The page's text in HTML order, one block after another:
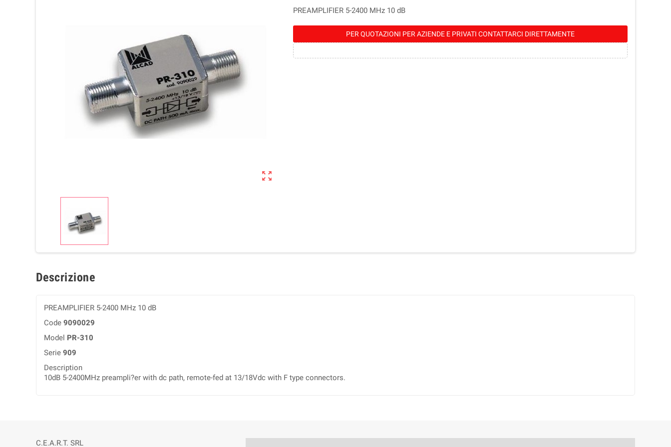
zoom_out_map
PREAMPLIFIER 5-2400 MHz 10 dB
PER QUOTAZIONI PER AZIENDE E PRIVATI CONTATTARCI DIRETTAMENTE
Descrizione
PREAMPLIFIER 5-2400 MHz 10 dB
Code 9090029
Model PR-310
Serie 909
Description
10dB 5-2400MHz preampli?er with dc path, remote-fed at 13/18Vdc with F type connectors.
C.E.A.R.T. SRL